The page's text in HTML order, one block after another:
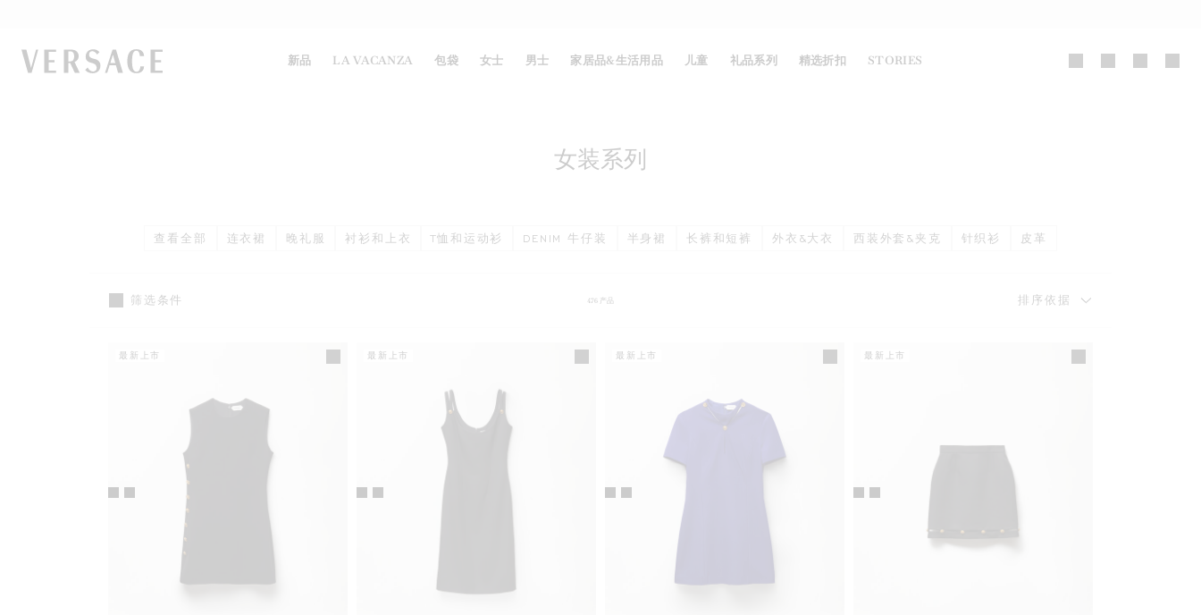
VERSACE | 主页 新品 LA VACANZA 包袋 女士 男士 家居品&生活用品 儿童 礼品系列 精选折扣 STORIES
女装系列
查看全部 连衣裙 晚礼服 衬衫和上衣 T恤和运动衫 DENIM 牛仔装 半身裙 长裤和短裤 外衣&大衣 西装外套&夹克 针织衫 皮革
476 产品
筛选条件 排序依据
最新上市 最新上市 最新上市 最新上市